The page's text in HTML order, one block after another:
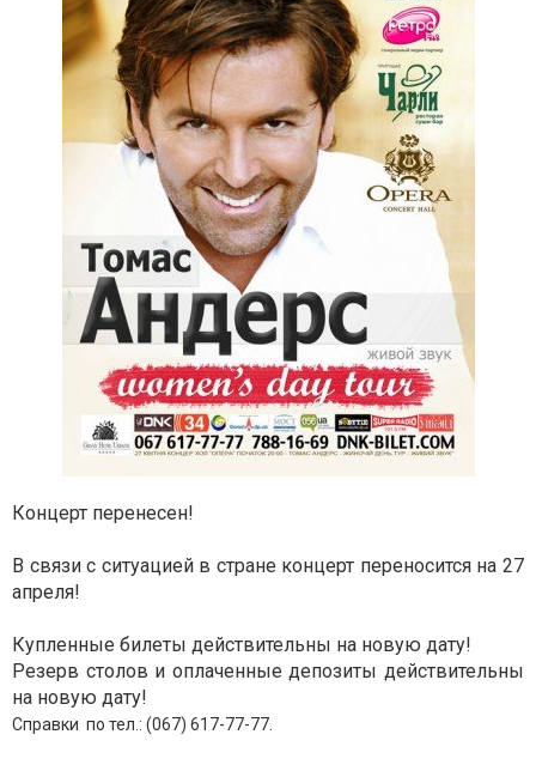
Концерт перенесен!
В связи с ситуацией в стране концерт переносится на 27
апреля!
Купленные билеты действительны на новую дату!
Резерв столов и оплаченные депозиты действительны
на новую дату!
Справки по тел.: (067) 617-77-77.